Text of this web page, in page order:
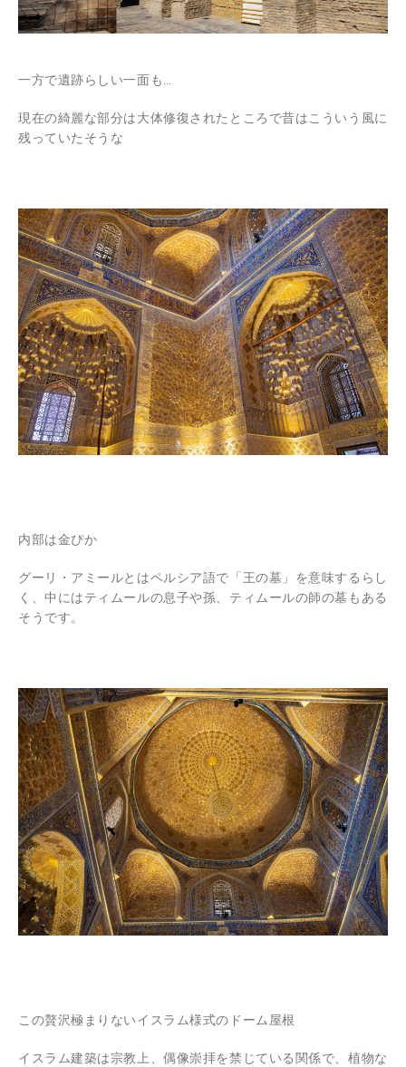
一方で遺跡らしい一面も…
現在の綺麗な部分は大体修復されたところで昔はこういう風に
残っていたそうな
内部は金ぴか
グーリ・アミールとはペルシア語で「王の墓」を意味するらし
く、中にはティムールの息子や孫、ティムールの師の墓もある
そうです。
この贅沢極まりないイスラム様式のドーム屋根
イスラム建築は宗教上、偶像崇拝を禁じている関係で、植物な